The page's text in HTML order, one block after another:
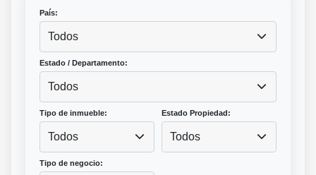
País:
Todos
Estado / Departamento:
Todos
Tipo de inmueble:
Todos
Estado Propiedad:
Todos
Tipo de negocio: